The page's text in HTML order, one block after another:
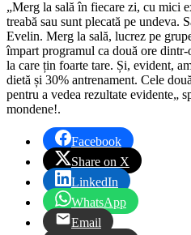
„Merg la sală în fiecare zi, cu mici
treabă sau sunt plecată pe undeva.
Evelin. Merg la sală, lucrez pe
împart programul ca două ore
la care țin foarte tare. Și, evident,
dietă și 30% antrenament. Cele
pentru a vedea rezultate evidente„
mondene!.
Facebook
Share on X
LinkedIn
WhatsApp
Email